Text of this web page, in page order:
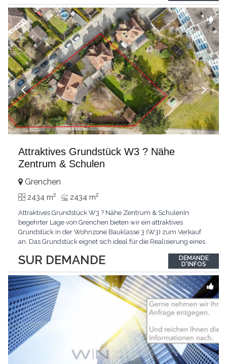
concernées par la modification...
Attraktives Grundstück W3 ? Nähe
Zentrum & Schulen
SUR DEMANDE
Grenchen
2434 m2 2434 m2
Attraktives Grundstück W3 ? Nähe Zentrum & SchulenIn
begehrter Lage von Grenchen bieten wir ein attraktives
Grundstück in der Wohnzone Bauklasse 3 (W3) zum Verkauf
an. Das Grundstück eignet sich ideal für die Realisierung eines
vielseitige Entwicklungsmöglichkeiten. Highlights: Wohnzone
Bauklasse 3Ruhige und familienfreundliche
UmgebungKindergarten...
DEMANDE
D'INFOS